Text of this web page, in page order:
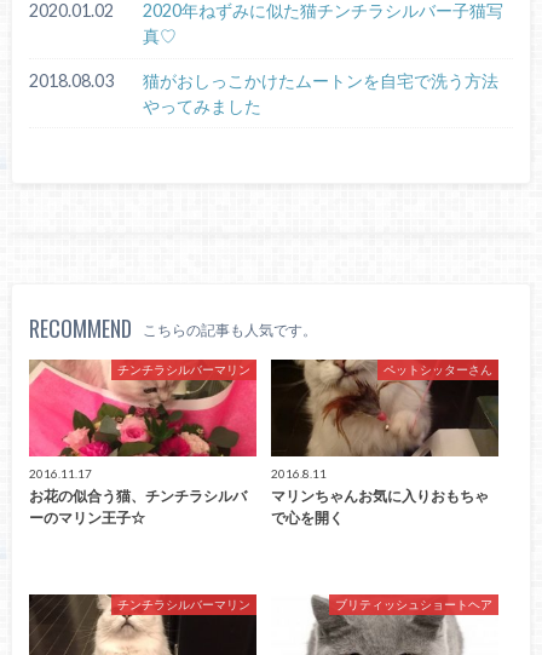
2020.01.02
2020年ねずみに似た猫チンチラシルバー子猫写
真♡
2018.08.03
猫がおしっこかけたムートンを自宅で洗う方法
やってみました
RECOMMEND こちらの記事も人気です。
チンチラシルバーマリン
2016.11.17
お花の似合う猫、チンチラシルバ
ーのマリン王子☆
ペットシッターさん
2016.8.11
マリンちゃんお気に入りおもちゃ
で心を開く
チンチラシルバーマリン ブリティッシュショートヘア